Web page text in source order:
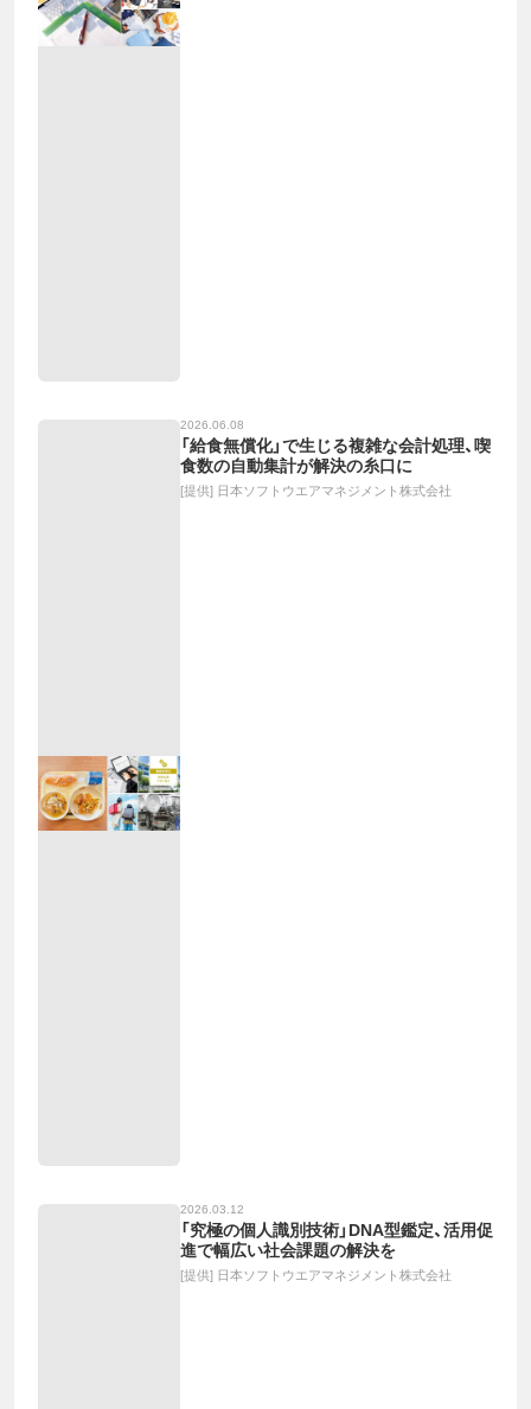
2026.06.08
「給食無償化」で生じる複雑な会計処理、喫
食数の自動集計が解決の糸口に
[提供] 日本ソフトウエアマネジメント株式会社
2026.03.12
「究極の個人識別技術」DNA型鑑定、活用促
進で幅広い社会課題の解決を
[提供] 日本ソフトウエアマネジメント株式会社